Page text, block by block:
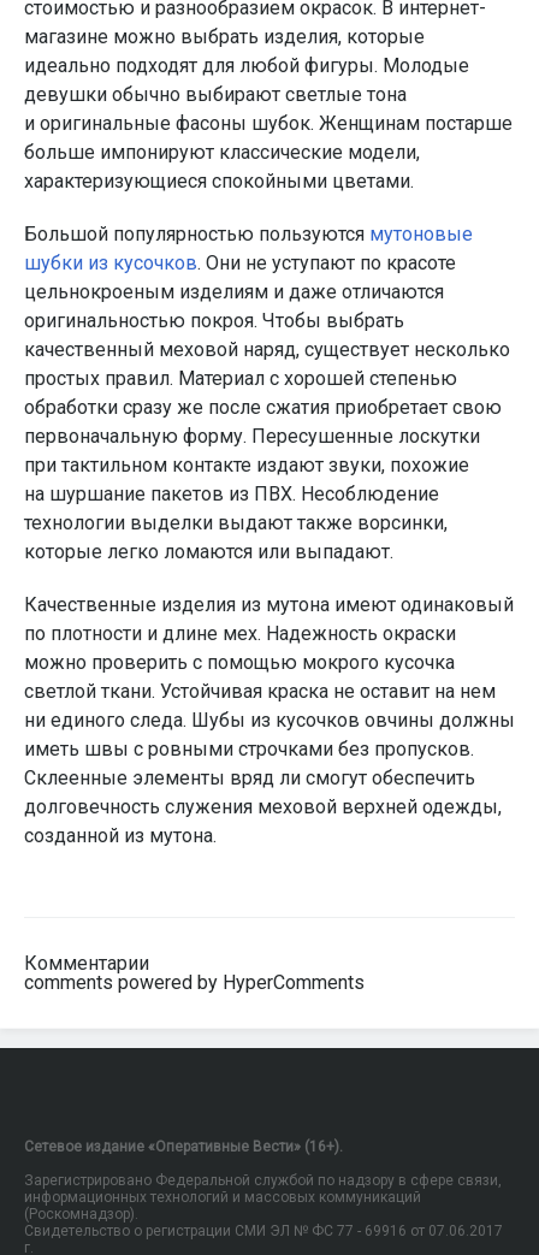
стоимостью и разнообразием окрасок. В интернет-
магазине можно выбрать изделия, которые
идеально подходят для любой фигуры. Молодые
девушки обычно выбирают светлые тона
и оригинальные фасоны шубок. Женщинам постарше
больше импонируют классические модели,
характеризующиеся спокойными цветами.
Большой популярностью пользуются мутоновые
шубки из кусочков. Они не уступают по красоте
цельнокроеным изделиям и даже отличаются
оригинальностью покроя. Чтобы выбрать
качественный меховой наряд, существует несколько
простых правил. Материал с хорошей степенью
обработки сразу же после сжатия приобретает свою
первоначальную форму. Пересушенные лоскутки
при тактильном контакте издают звуки, похожие
на шуршание пакетов из ПВХ. Несоблюдение
технологии выделки выдают также ворсинки,
которые легко ломаются или выпадают.
Качественные изделия из мутона имеют одинаковый
по плотности и длине мех. Надежность окраски
можно проверить с помощью мокрого кусочка
светлой ткани. Устойчивая краска не оставит на нем
ни единого следа. Шубы из кусочков овчины должны
иметь швы с ровными строчками без пропусков.
Склеенные элементы вряд ли смогут обеспечить
долговечность служения меховой верхней одежды,
созданной из мутона.
Комментарии
comments powered by HyperComments
Сетевое издание «Оперативные Вести» (16+).
Зарегистрировано Федеральной службой по надзору в сфере связи,
информационных технологий и массовых коммуникаций
(Роскомнадзор).
Свидетельство о регистрации СМИ ЭЛ № ФС 77 - 69916 от 07.06.2017
г.